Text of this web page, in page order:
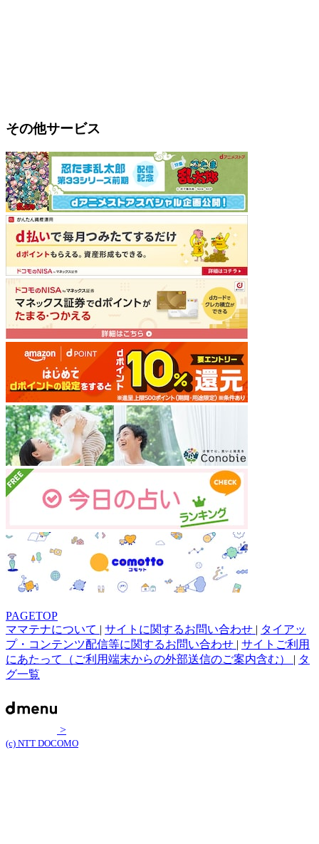
その他サービス
PAGETOP
ママテナについて | サイトに関するお問い合わせ | タイアッ
プ・コンテンツ配信等に関するお問い合わせ | サイトご利用
にあたって（ご利用端末からの外部送信のご案内含む） | タ
グ一覧
>
(c) NTT DOCOMO